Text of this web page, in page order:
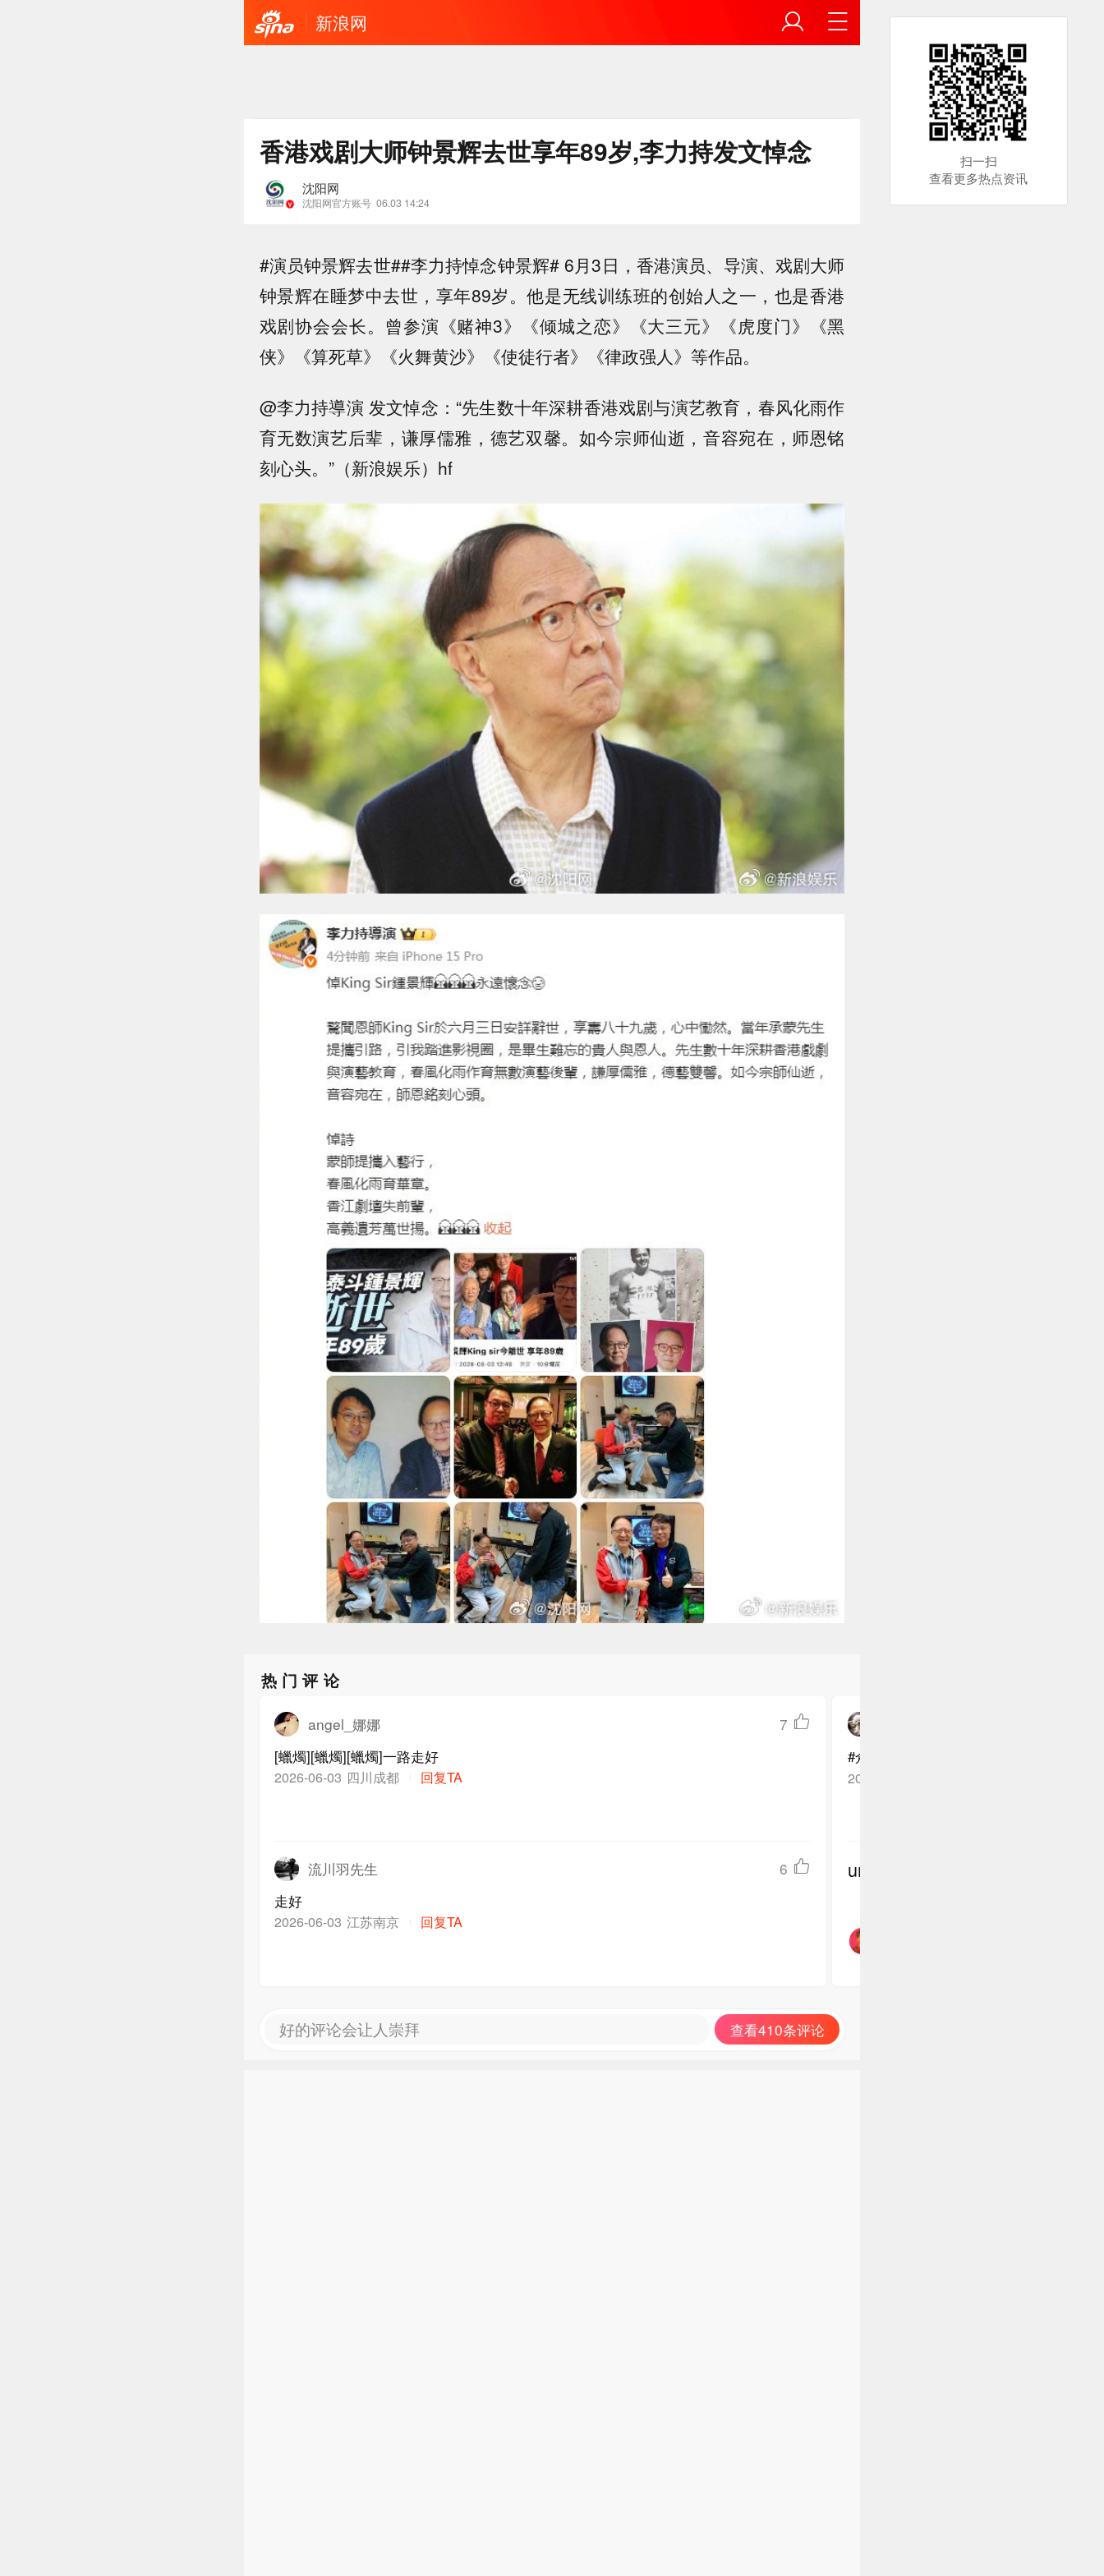
新浪网
香港戏剧大师钟景辉去世享年89岁,李力持发文悼念
沈阳网
沈阳网官方账号 06.03 14:24
#演员钟景辉去世##李力持悼念钟景辉# 6月3日，香港演员、导演、戏剧大师
钟景辉在睡梦中去世，享年89岁。他是无线训练班的创始人之一，也是香港
戏剧协会会长。曾参演《赌神3》《倾城之恋》《大三元》《虎度门》《黑
侠》《算死草》《火舞黄沙》《使徒行者》《律政强人》等作品。
@李力持導演 发文悼念：“先生数十年深耕香港戏剧与演艺教育，春风化雨作
育无数演艺后辈，谦厚儒雅，德艺双馨。如今宗师仙逝，音容宛在，师恩铭
刻心头。”（新浪娱乐）hf
热门评论
angel_娜娜
7
[蠟燭][蠟燭][蠟燭]一路走好
2026-06-03 四川成都 回复TA
流川羽先生
6
走好
2026-06-03 江苏南京 回复TA
#众星悼念钟景辉#
2026-06-03
undefined
好的评论会让人崇拜 查看410条评论
扫一扫
查看更多热点资讯